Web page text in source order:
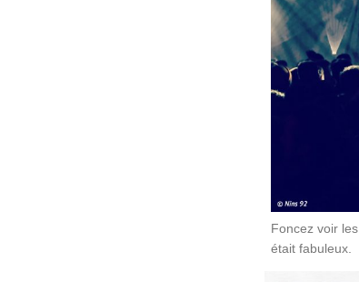
Foncez voir
était fabuleux.